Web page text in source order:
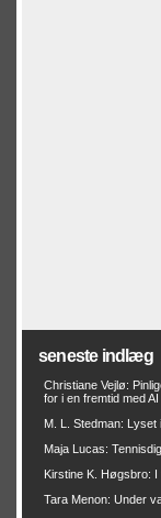
seneste indlæg
Christiane Vejlø:
for i en fremtid med AI
M. L. Stedman: Lyset
Maja Lucas:
Kirstine K. Høgsbro:
Tara Menon: Under